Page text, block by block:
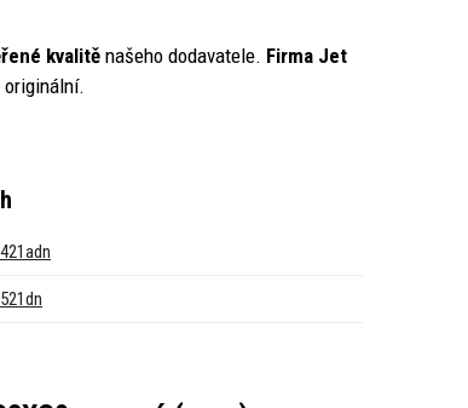
kvalitě našeho dodavatele. Firma Jet
originální.